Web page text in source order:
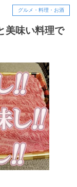
グルメ・料理・お酒
美味い料理で